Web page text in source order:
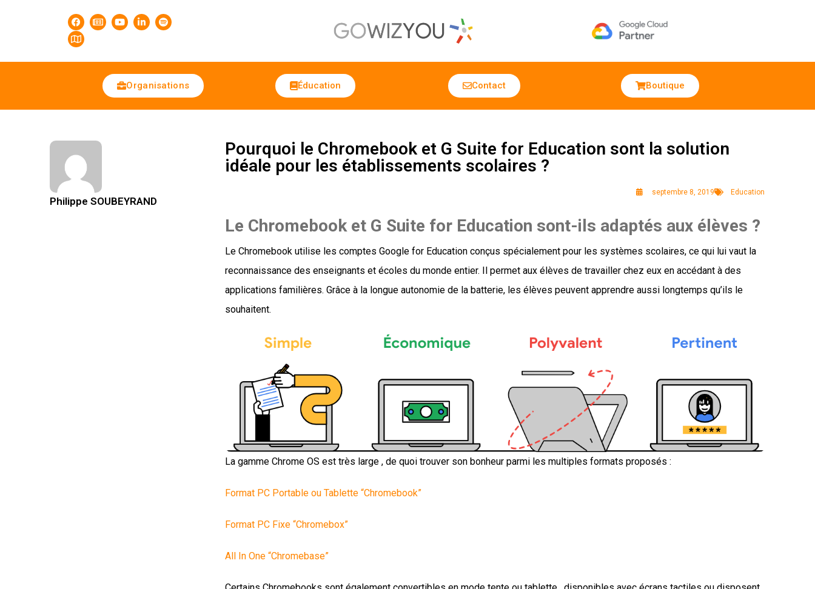
Organisations Éducation Contact Boutique
Philippe SOUBEYRAND
Pourquoi le Chromebook et G Suite for Education sont la solution
idéale pour les établissements scolaires ?
septembre 8, 2019 Education
Le Chromebook et G Suite for Education sont-ils adaptés aux élèves ?
Le Chromebook utilise les comptes Google for Education conçus spécialement pour les systèmes scolaires, ce qui lui vaut la
reconnaissance des enseignants et écoles du monde entier. Il permet aux élèves de travailler chez eux en accédant à des
applications familières. Grâce à la longue autonomie de la batterie, les élèves peuvent apprendre aussi longtemps qu’ils le
souhaitent.
La gamme Chrome OS est très large , de quoi trouver son bonheur parmi les multiples formats proposés :
Format PC Portable ou Tablette “Chromebook”
Format PC Fixe “Chromebox”
All In One “Chromebase”